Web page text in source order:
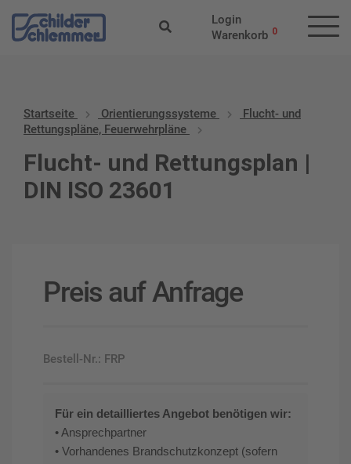
Login
Warenkorb 0
Startseite Orientierungssysteme
Flucht- und
Rettungspläne, Feuerwehrpläne
Flucht- und Rettungsplan |
DIN ISO 23601
Preis auf Anfrage
Bestell-Nr.: FRP
Für ein detailliertes Angebot benötigen wir:
• Ansprechpartner
• Vorhandenes Brandschutzkonzept (sofern